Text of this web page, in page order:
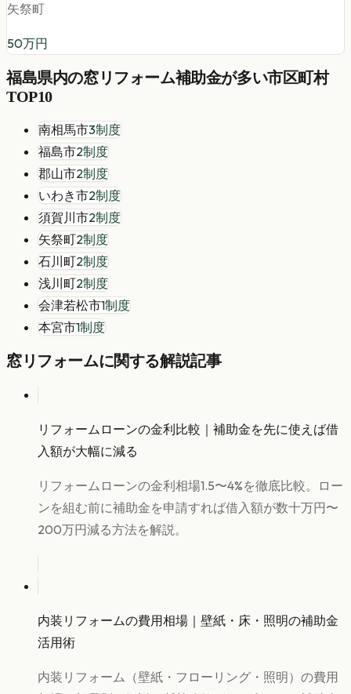
矢祭町
50万円
福島県内の窓リフォーム補助金が多い市区町村
TOP10
南相馬市3制度
福島市2制度
郡山市2制度
いわき市2制度
須賀川市2制度
矢祭町2制度
石川町2制度
浅川町2制度
会津若松市1制度
本宮市1制度
窓リフォームに関する解説記事
リフォームローンの金利比較｜補助金を先に使えば借
入額が大幅に減る
リフォームローンの金利相場1.5〜4%を徹底比較。ロー
ンを組む前に補助金を申請すれば借入額が数十万円〜
200万円減る方法を解説。
内装リフォームの費用相場｜壁紙・床・照明の補助金
活用術
内装リフォーム（壁紙・フローリング・照明）の費用